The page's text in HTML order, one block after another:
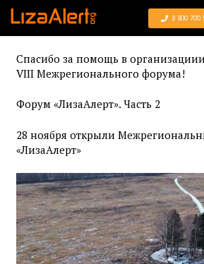
8 800 700
Спасибо за помощь в
VIII Межрегионального форума!
Форум «ЛизаАлерт». Часть 2
28 ноября открыли
«ЛизаАлерт»